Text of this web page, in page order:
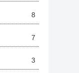
8
7
3